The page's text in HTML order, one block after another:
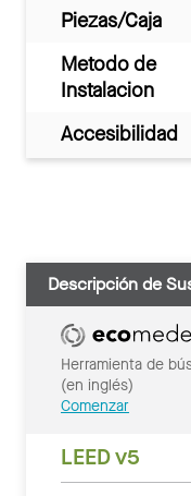
Piezas/Caja
Metodo de
Instalacion
Accesibilidad
Descripción de
Herramienta de
(en inglés)
Comenzar
LEED v5